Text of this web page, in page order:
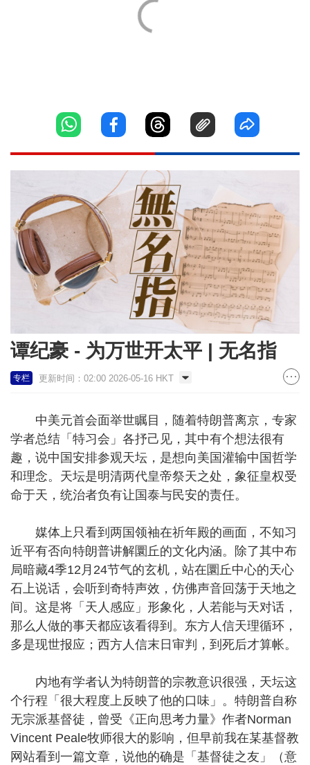
谭纪豪 - 为万世开太平 | 无名指
专栏 更新时间：02:00 2026-05-16 HKT
中美元首会面举世瞩目，随着特朗普离京，专家
学者总结「特习会」各抒己见，其中有个想法很有
趣，说中国安排参观天坛，是想向美国灌输中国哲学
和理念。天坛是明清两代皇帝祭天之处，象征皇权受
命于天，统治者负有让国泰与民安的责任。
媒体上只看到两国领袖在祈年殿的画面，不知习
近平有否向特朗普讲解圜丘的文化内涵。除了其中布
局暗藏4季12月24节气的玄机，站在圜丘中心的天心
石上说话，会听到奇特声效，仿佛声音回荡于天地之
间。这是将「天人感应」形象化，人若能与天对话，
那么人做的事天都应该看得到。东方人信天理循环，
多是现世报应；西方人信末日审判，到死后才算帐。
内地有学者认为特朗普的宗教意识很强，天坛这
个行程「很大程度上反映了他的口味」。特朗普自称
无宗派基督徒，曾受《正向思考力量》作者Norman
Vincent Peale牧师很大的影响，但早前我在某基督教
网站看到一篇文章，说他的确是「基督徒之友」（意